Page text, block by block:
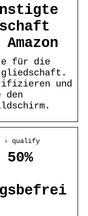
für die
und
den
› qualify